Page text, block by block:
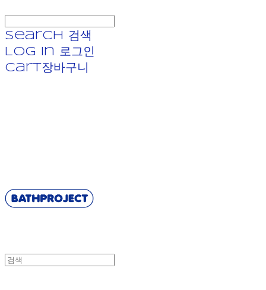
Search
검색
Log In
로그인
Cart장바구니